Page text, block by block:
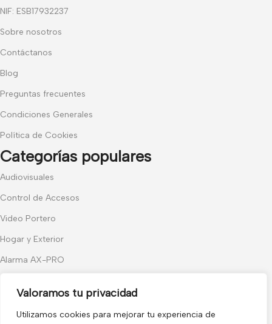
Valoramos tu privacidad
Utilizamos cookies para mejorar tu experiencia de
NIF: ESB17932237
Sobre nosotros
Contáctanos
Blog
Preguntas frecuentes
Condiciones Generales
Política de Cookies
Categorías populares
Audiovisuales
Control de Accesos
Video Portero
Hogar y Exterior
Alarma AX-PRO
Únete a nuestras novedades
Recibe las últimas novedades y promociones.